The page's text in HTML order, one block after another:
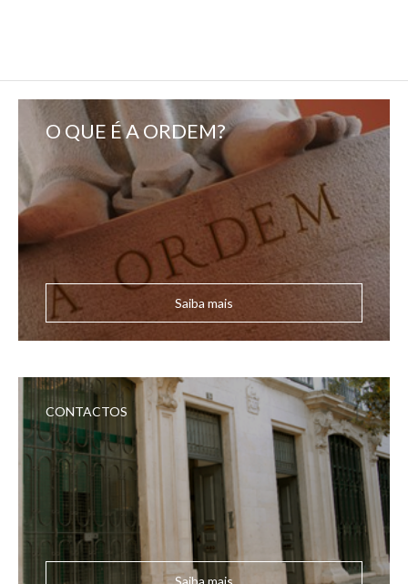
O QUE É A ORDEM?
Saiba mais
CONTACTOS